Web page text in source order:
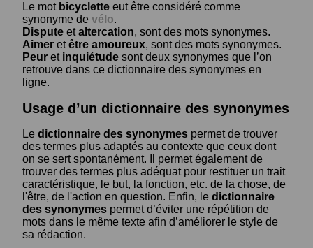
Le mot bicyclette eut être considéré comme
synonyme de vélo.
Dispute etaltercation, sont des mots synonymes.
Aimer etêtre amoureux, sont des mots synonymes.
Peur et inquiétude sont deux synonymes que l’on
retrouve dans ce dictionnaire des synonymes en
ligne.
Usage d’un dictionnaire des synonymes
Le dictionnaire des synonymes permet de trouver
des termes plus adaptés au contexte que ceux dont
on se sert spontanément. Il permet également de
trouver des termes plus adéquat pour restituer un trait
caractéristique, le but, la fonction, etc. de la chose, de
l'être, de l'action en question. Enfin, le dictionnaire
des synonymes permet d’éviter une répétition de
mots dans le même texte afin d’améliorer le style de
sa rédaction.